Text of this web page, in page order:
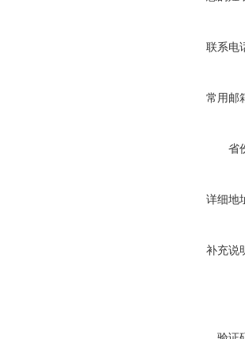
联系电
常用邮
省
详细地
补充说